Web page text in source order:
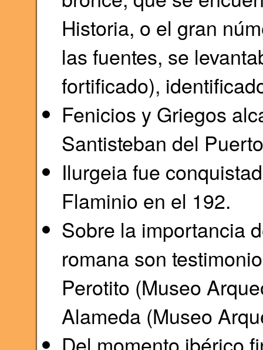
Historia, o el gran
las fuentes, se
fortificado),
Fenicios y Griegos
Santisteban del
Ilurgeia fue
Flaminio en el 192.
Sobre la importancia
romana son
Perotito (Museo
Alameda (Museo